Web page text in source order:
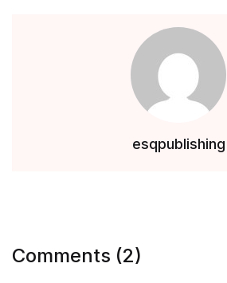
esqpublishing
Comments (2)